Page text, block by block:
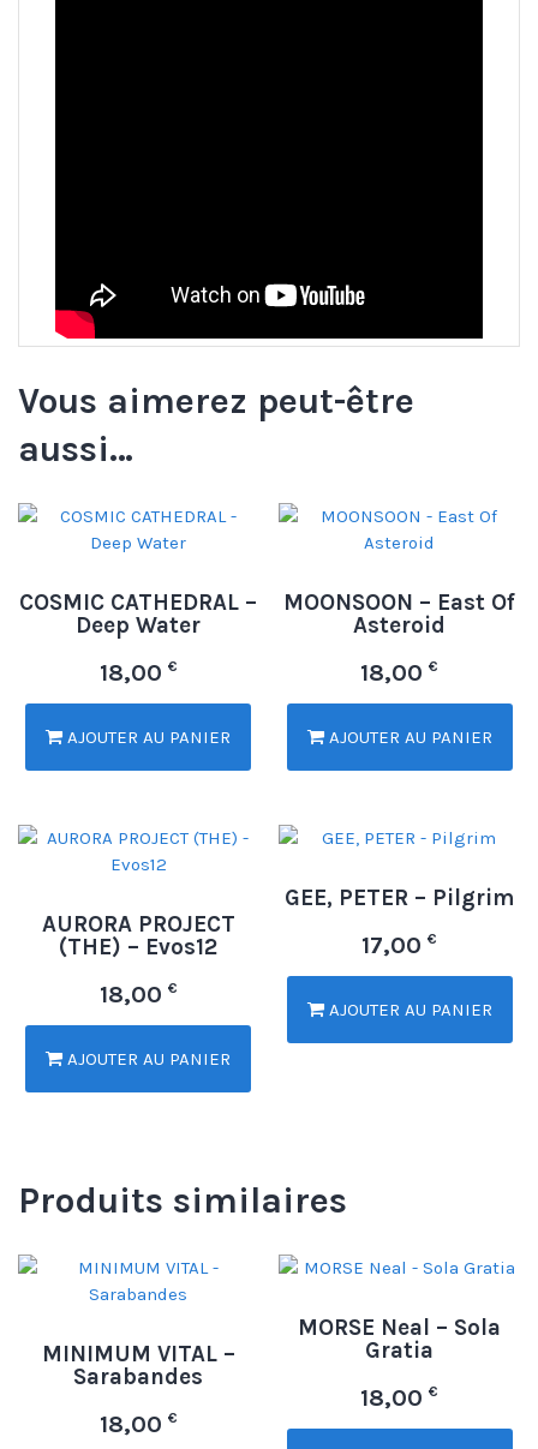
Vous aimerez peut-être
aussi…
COSMIC CATHEDRAL –
Deep Water
18,00 €
AJOUTER AU PANIER
MOONSOON – East Of
Asteroid
18,00€
AJOUTER AU PANIER
AURORA PROJECT
(THE) – Evos12
18,00 €
AJOUTER AU PANIER
GEE, PETER – Pilgrim
17,00€
AJOUTER AU PANIER
Produits similaires
MINIMUM VITAL –
Sarabandes
18,00 €
MORSE Neal – Sola
Gratia
18,00€